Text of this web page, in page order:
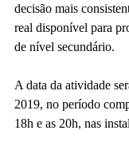
decisão mais
real disponível para
de nível secundário.
A data da atividade
2019, no período
18h e as 20h, nas